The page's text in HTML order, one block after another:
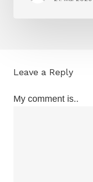
Statement
Leave a Reply
My comment is..